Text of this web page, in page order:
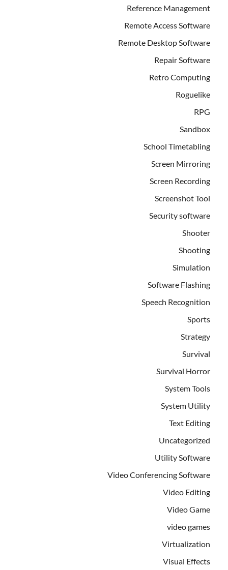
Reference Management
Remote Access Software
Remote Desktop Software
Repair Software
Retro Computing
Roguelike
RPG
Sandbox
School Timetabling
Screen Mirroring
Screen Recording
Screenshot Tool
Security software
Shooter
Shooting
Simulation
Software Flashing
Speech Recognition
Sports
Strategy
Survival
Survival Horror
System Tools
System Utility
Text Editing
Uncategorized
Utility Software
Video Conferencing Software
Video Editing
Video Game
video games
Virtualization
Visual Effects